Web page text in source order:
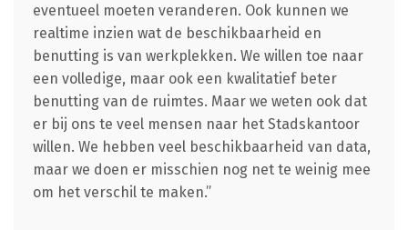
eventueel moeten veranderen. Ook kunnen we
realtime inzien wat de beschikbaarheid en
benutting is van werkplekken. We willen toe naar
een volledige, maar ook een kwalitatief beter
benutting van de ruimtes. Maar we weten ook dat
er bij ons te veel mensen naar het Stadskantoor
willen. We hebben veel beschikbaarheid van data,
maar we doen er misschien nog net te weinig mee
om het verschil te maken.”